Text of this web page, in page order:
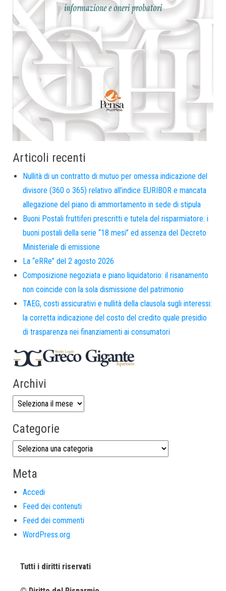
Articoli recenti
Nullità di un contratto di mutuo per omessa indicazione del
divisore (360 o 365) relativo all’indice EURIBOR e mancata
allegazione del piano di ammortamento in sede di stipula
Buoni Postali fruttiferi prescritti e tutela del risparmiatore: i
buoni postali della serie “18 mesi” ed assenza del Decreto
Ministeriale di emissione
La “eRRe” del 2 agosto 2026
Composizione negoziata e piano liquidatorio: il risanamento
non coincide con la sola dismissione del patrimonio
TAEG, costi assicurativi e nullità della clausola sugli interessi:
la corretta indicazione del costo del credito quale presidio
di trasparenza nei finanziamenti ai consumatori
Archivi
Categorie
Meta
Accedi
Feed dei contenuti
Feed dei commenti
WordPress.org
Tutti i diritti riservati